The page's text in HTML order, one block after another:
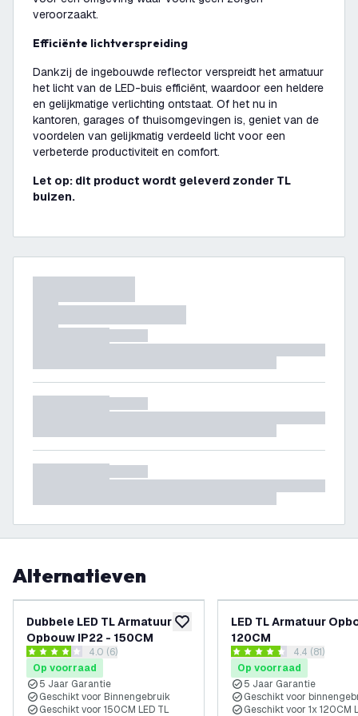
veroorzaakt.
Efficiënte lichtverspreiding
Dankzij de ingebouwde reflector verspreidt het armatuur
het licht van de LED-buis efficiënt, waardoor een heldere
en gelijkmatige verlichting ontstaat. Of het nu in
kantoren, garages of thuisomgevingen is, geniet van de
voordelen van gelijkmatig verdeeld licht voor een
verbeterde productiviteit en comfort.
Let op: dit product wordt geleverd zonder TL
buizen.
Alternatieven
toevoegen aan verlanglijst
Dubbele LED TL Armatuur
Opbouw IP22 - 150CM
reviews drawer openen
4 score sterren4.0 (6)
Op voorraad
5 Jaar Garantie
Geschikt voor Binnengebruik
Geschikt voor 150CM LED TL
LED TL Armatuur
120CM
reviews
4.4 score sterren4.4 (81)
Op voorraad
5 Jaar Garantie
Geschikt voor
Geschikt voor 1x 120CM